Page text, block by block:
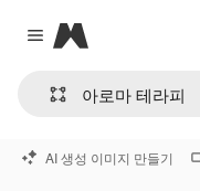
Close menu
Magnific
AI 생성 이미지 만들기